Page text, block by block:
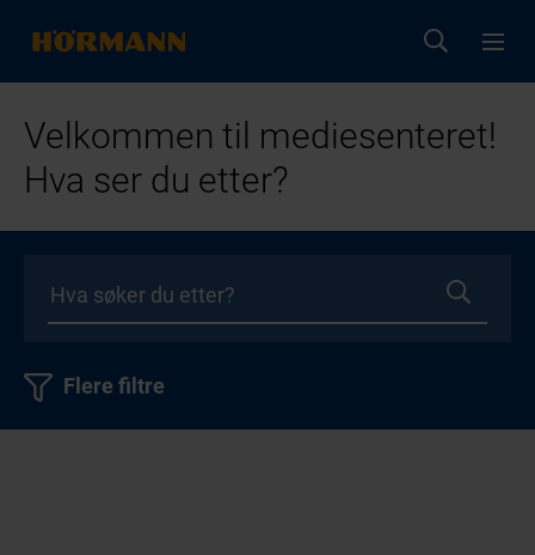
Velkommen til mediesenteret!
Hva ser du etter?
Flere filtre